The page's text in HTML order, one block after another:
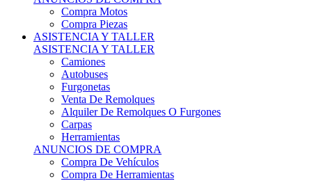
Compra Motos
Compra Piezas
ASISTENCIA Y TALLER
ASISTENCIA Y TALLER
Camiones
Autobuses
Furgonetas
Venta De Remolques
Alquiler De Remolques O Furgones
Carpas
Herramientas
ANUNCIOS DE COMPRA
Compra De Vehículos
Compra De Herramientas